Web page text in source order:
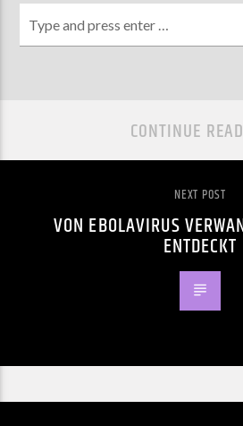
CONTINUE
NEXT POST
VON EBOLAVIRUS
ENTDECKT